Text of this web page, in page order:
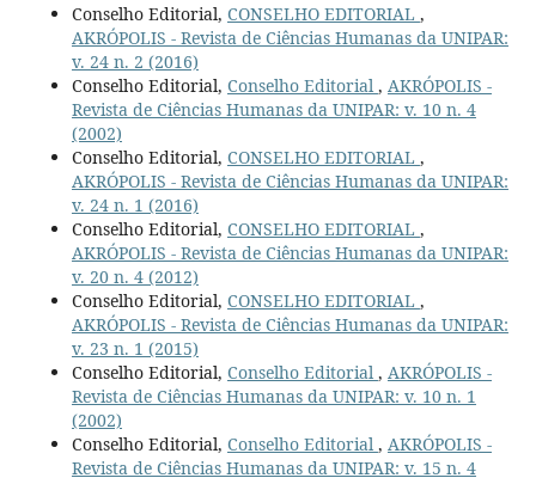
Conselho Editorial, CONSELHO EDITORIAL ,
AKRÓPOLIS - Revista de Ciências Humanas da UNIPAR:
v. 24 n. 2 (2016)
Conselho Editorial, Conselho Editorial , AKRÓPOLIS -
Revista de Ciências Humanas da UNIPAR: v. 10 n. 4
(2002)
Conselho Editorial, CONSELHO EDITORIAL ,
AKRÓPOLIS - Revista de Ciências Humanas da UNIPAR:
v. 24 n. 1 (2016)
Conselho Editorial, CONSELHO EDITORIAL ,
AKRÓPOLIS - Revista de Ciências Humanas da UNIPAR:
v. 20 n. 4 (2012)
Conselho Editorial, CONSELHO EDITORIAL ,
AKRÓPOLIS - Revista de Ciências Humanas da UNIPAR:
v. 23 n. 1 (2015)
Conselho Editorial, Conselho Editorial , AKRÓPOLIS -
Revista de Ciências Humanas da UNIPAR: v. 10 n. 1
(2002)
Conselho Editorial, Conselho Editorial , AKRÓPOLIS -
Revista de Ciências Humanas da UNIPAR: v. 15 n. 4